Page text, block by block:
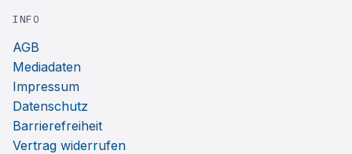
INFO
AGB
Mediadaten
Impressum
Datenschutz
Barrierefreiheit
Vertrag widerrufen